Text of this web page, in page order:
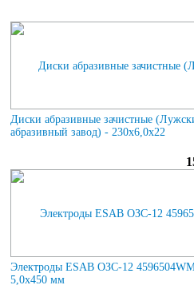
Диски абразивные зачистные
абразивный завод) - 230х6,0х22
Электроды ESAB ОЗС-12
5,0х450 мм